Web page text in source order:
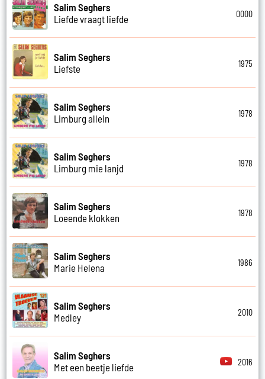
Salim Seghers
Liefde vraagt liefde
0000
Salim Seghers
Liefste
1975
Salim Seghers
Limburg allein
1978
Salim Seghers
Limburg mie lanjd
1978
Salim Seghers
Loeende klokken
1978
Salim Seghers
Marie Helena
1986
Salim Seghers
Medley
2010
Salim Seghers
Met een beetje liefde
2016